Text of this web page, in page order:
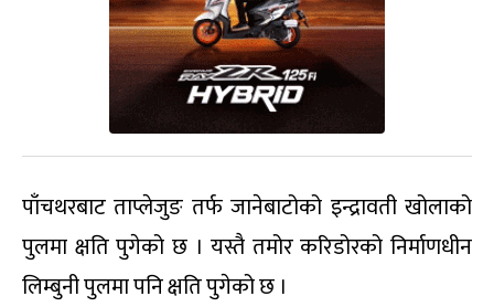
पाँचथरबाट ताप्लेजुङ तर्फ जानेबाटोको इन्द्रावती खोलाको
पुलमा क्षति पुगेको छ । यस्तै तमोर करिडोरको निर्माणधीन
लिम्बुनी पुलमा पनि क्षति पुगेको छ ।